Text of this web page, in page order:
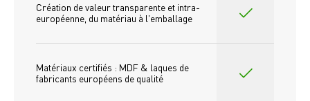
Création de valeur transparente et intra-
européenne, du matériau à l'emballage
Matériaux certifiés : MDF & laques de
fabricants européens de qualité